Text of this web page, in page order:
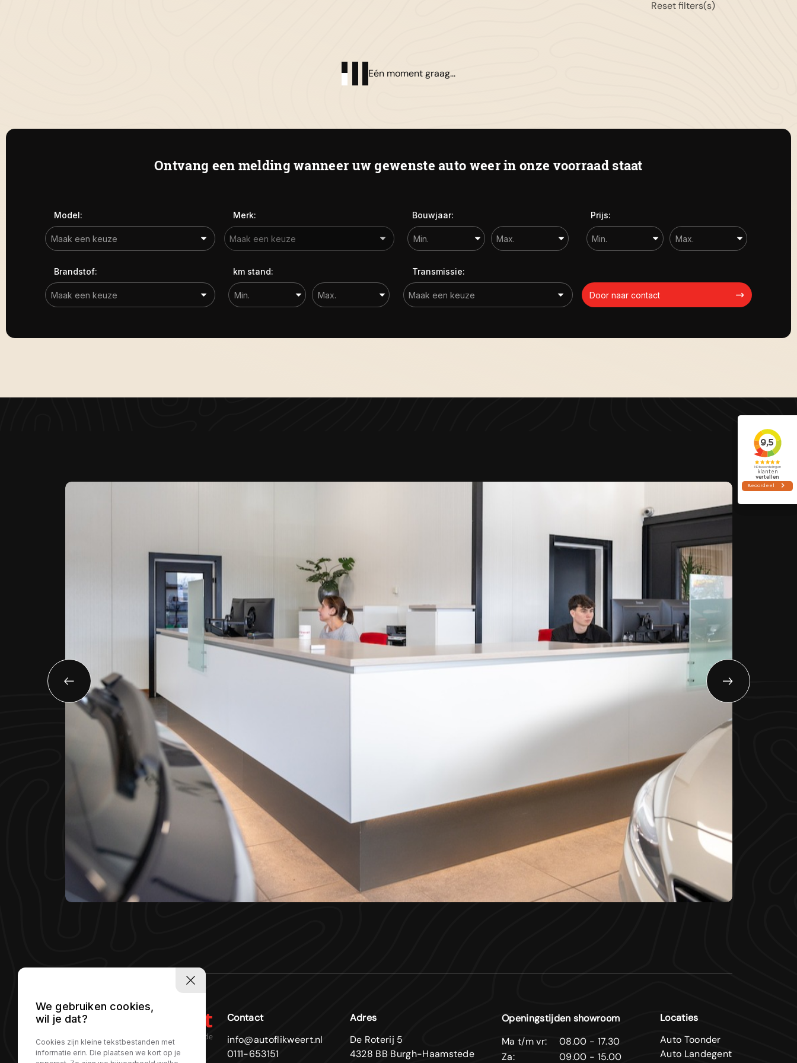
Reset filters(s)
Eén moment graag...
Ontvang een melding wanneer uw gewenste auto weer in onze voorraad staat
Model: Merk: Bouwjaar: Prijs:
Brandstof: km stand: Transmissie:
Door naar contact
Contact
info@autoflikweert.nl
0111-653151
Adres
De Roterij 5
4328 BB Burgh-Haamstede
Openingstijden showroom
Ma t/m vr:
08.00 - 17.30
Za:
09.00 - 15.00
Locaties
Auto Toonder
Auto Landegent
We gebruiken cookies,
wil je dat?
Cookies zijn kleine tekstbestanden met
informatie erin. Die plaatsen we kort op je